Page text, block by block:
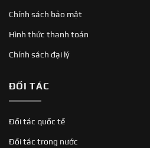
Chính sách bảo mật
Hình thức thanh toán
Chính sách đại lý
ĐỐI TÁC
Đối tác quốc tế
Đối tác trong nước